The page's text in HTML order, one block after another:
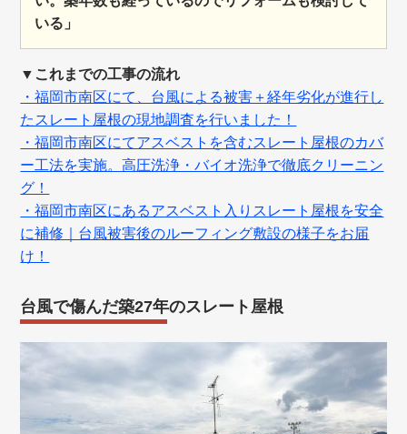
いる」
▼これまでの工事の流れ
・福岡市南区にて、台風による被害＋経年劣化が進行し
たスレート屋根の現地調査を行いました！
・福岡市南区にてアスベストを含むスレート屋根のカバ
ー工法を実施。高圧洗浄・バイオ洗浄で徹底クリーニン
グ！
・福岡市南区にあるアスベスト入りスレート屋根を安全
に補修｜台風被害後のルーフィング敷設の様子をお届
け！
台風で傷んだ築27年のスレート屋根